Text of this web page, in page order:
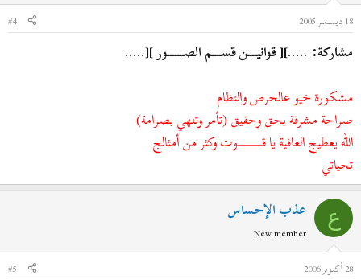
18 ديسمبر 2005
#4
مشاركة: .....][ قوانيــــن قســــم الصـــــــور ][.....
مشكورة خيو عالحرص والنظام
صراحة مشرفة بحق وحقيق (تأمر وتنهي بصرامة)
الله يعطيج العافية يا قــــــــــــــــــــــــــــــوت وكثر من أمثالج
تحياتي
ع عذب الإحساس
New member
28 أكتوبر 2006
#5